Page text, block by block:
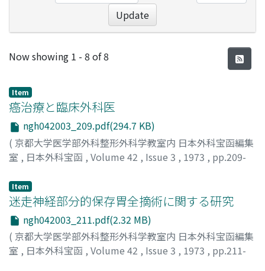
Update
Recent Submissions
Now showing 1 - 8 of 8
Item
癌治療と臨床外科医
ngh042003_209.pdf(294.7 KB)
( 京都大学医学部外科整形外科学教室内 日本外科宝函編集
室 , 日本外科宝函 , Volume 42 , Issue 3 , 1973 , pp.209-
戸部, 隆吉
Item
迷走神経部分的保存胃全摘術に関する研究
ngh042003_211.pdf(2.32 MB)
( 京都大学医学部外科整形外科学教室内 日本外科宝函編集
室 , 日本外科宝函 , Volume 42 , Issue 3 , 1973 , pp.211-